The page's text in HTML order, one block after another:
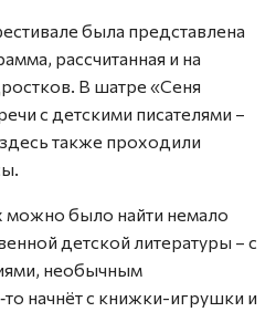
была представлена
рассчитанная и на
В шатре «Сеня
с детскими писателями –
также проходили
можно было найти немало
детской литературы – с
необычным
начнёт с книжки-игрушки и